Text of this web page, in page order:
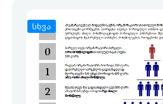
სხვა